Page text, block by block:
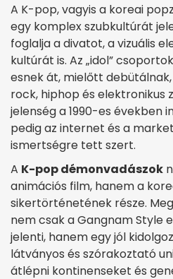
A K-pop, vagyis a koreai
egy komplex szubkultúrát
foglalja a divatot, a vizuális
kultúrát is. Az „idol”
esnek át, mielőtt
rock, hiphop és elektronikus
jelenség a 1990-es években
pedig az internet és a
ismertségre tett szert.
A K-pop démonvadászok
animációs film, hanem a
sikertörténetének része.
nem csak a Gangnam Style
jelenti, hanem egy jól
látványos és szórakoztató
átlépni kontinenseket és